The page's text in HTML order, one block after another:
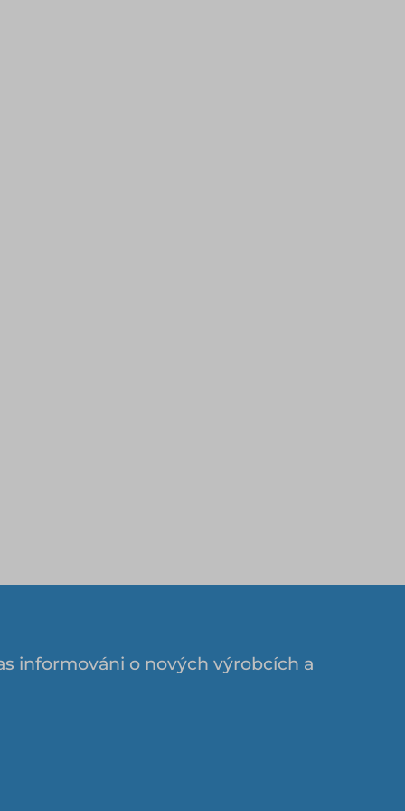
informováni o nových výrobcích a